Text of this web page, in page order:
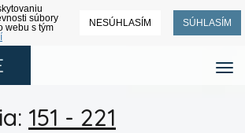
súbory
webu s tým
NESÚHLASÍM SÚHLASÍM
151 - 221